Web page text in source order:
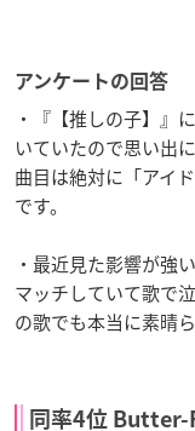
アンケートの回答
・『【推しの子】』
いていたので思い出
曲目は絶対に「アイ
です。
・最近見た影響が強
マッチしていて歌で
の歌でも本当に素晴
同率4位 Butter-